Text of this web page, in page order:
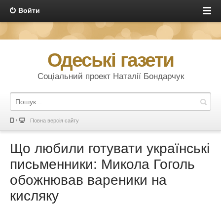
Войти
Одеські газети
Соціальний проект Наталії Бондарчук
Повна версія сайту
Що любили готувати українські
письменники: Микола Гоголь
обожнював вареники на
кисляку